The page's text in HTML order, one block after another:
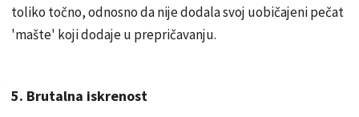
toliko točno, odnosno da nije dodala svoj uobičajeni pečat
'mašte' koji dodaje u prepričavanju.
5. Brutalna iskrenost